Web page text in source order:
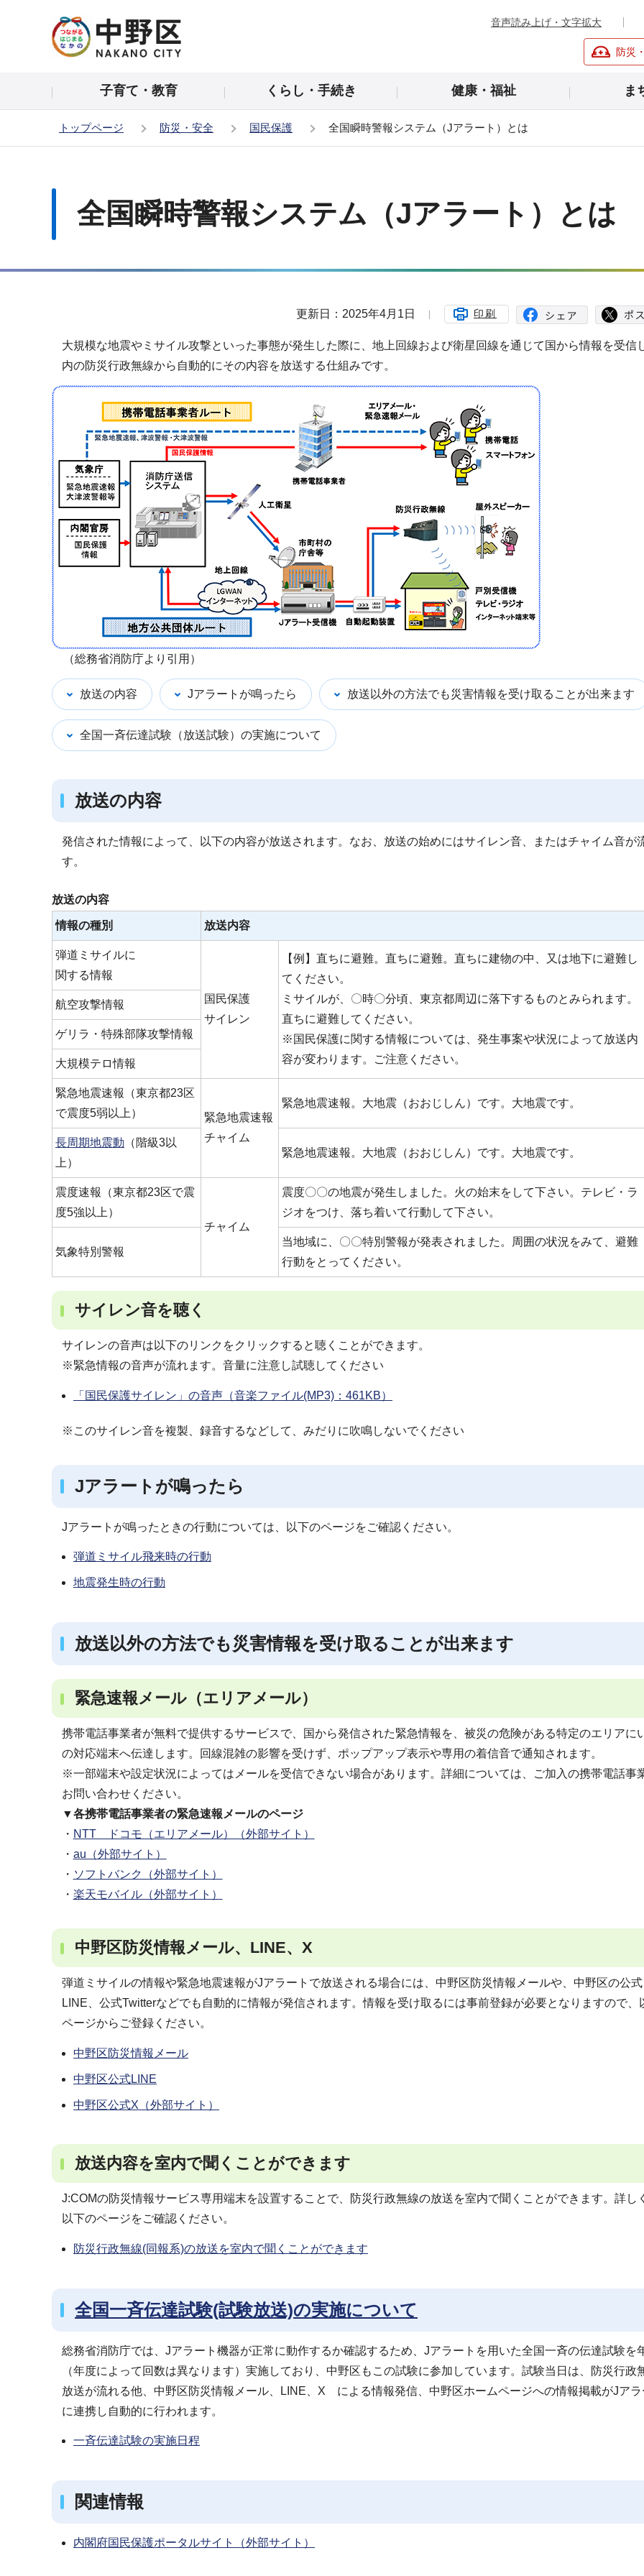
の
頭
音声読み上げ・文字拡大
防災
子育て・教育 くらし・手続き 健康・福祉 ま
トップページ 防災・安全 国民保護 全国瞬時警報システム（Jアラート）とは
全国瞬時警報システム（Jアラート）とは
更新日：2025年4月1日 印刷
大規模な地震やミサイル攻撃といった事態が発生した際に、地上回線および衛星回線を通じて国から情報を受信
内の防災行政無線から自動的にその内容を放送する仕組みです。
（総務省消防庁より引用）
放送の内容 Jアラートが鳴ったら 放送以外の方法でも災害情報を受け取ることが出来ます
全国一斉伝達試験（放送試験）の実施について
放送の内容
発信された情報によって、以下の内容が放送されます。なお、放送の始めにはサイレン音、またはチャイム音が
す。
放送の内容
情報の種別 放送内容
弾道ミサイルに
関する情報
国民保護
サイレン
【例】直ちに避難。直ちに避難。直ちに建物の中、又は地下に避難し
てください。
ミサイルが、〇時〇分頃、東京都周辺に落下するものとみられます。
直ちに避難してください。
※国民保護に関する情報については、発生事案や状況によって放送内
容が変わります。ご注意ください。
航空攻撃情報
ゲリラ・特殊部隊攻撃情報
大規模テロ情報
緊急地震速報（東京都23区
で震度5弱以上）
緊急地震速報
チャイム
緊急地震速報。大地震（おおじしん）です。大地震です。
長周期地震動 （階級3以
上）
緊急地震速報。大地震（おおじしん）です。大地震です。
震度速報（東京都23区で震
度5強以上）
チャイム
震度〇〇の地震が発生しました。火の始末をして下さい。テレビ・ラ
ジオをつけ、落ち着いて行動して下さい。
気象特別警報
当地域に、〇〇特別警報が発表されました。周囲の状況をみて、避難
行動をとってください。
サイレン音を聴く
サイレンの音声は以下のリンクをクリックすると聴くことができます。
※緊急情報の音声が流れます。音量に注意し試聴してください
「国民保護サイレン」の音声（音楽ファイル(MP3)：461KB）
※このサイレン音を複製、録音するなどして、みだりに吹鳴しないでください
Jアラートが鳴ったら
Jアラートが鳴ったときの行動については、以下のページをご確認ください。
弾道ミサイル飛来時の行動
地震発生時の行動
放送以外の方法でも災害情報を受け取ることが出来ます
緊急速報メール（エリアメール）
携帯電話事業者が無料で提供するサービスで、国から発信された緊急情報を、被災の危険がある特定のエリアに
の対応端末へ伝達します。回線混雑の影響を受けず、ポップアップ表示や専用の着信音で通知されます。
※一部端末や設定状況によってはメールを受信できない場合があります。詳細については、ご加入の携帯電話事
お問い合わせください。
▼各携帯電話事業者の緊急速報メールのページ
・ NTT ドコモ（エリアメール）（外部サイト）
・ au（外部サイト）
・ ソフトバンク（外部サイト）
・ 楽天モバイル（外部サイト）
中野区防災情報メール、LINE、X
弾道ミサイルの情報や緊急地震速報がJアラートで放送される場合には、中野区防災情報メールや、中野区の公式
LINE、公式Twitterなどでも自動的に情報が発信されます。情報を受け取るには事前登録が必要となりますので、
ページからご登録ください。
中野区防災情報メール
中野区公式LINE
中野区公式X（外部サイト）
放送内容を室内で聞くことができます
J:COMの防災情報サービス専用端末を設置することで、防災行政無線の放送を室内で聞くことができます。詳し
以下のページをご確認ください。
防災行政無線(同報系)の放送を室内で聞くことができます
全国一斉伝達試験(試験放送)の実施について
総務省消防庁では、Jアラート機器が正常に動作するか確認するため、Jアラートを用いた全国一斉の伝達試験を
（年度によって回数は異なります）実施しており、中野区もこの試験に参加しています。試験当日は、防災行政
放送が流れる他、中野区防災情報メール、LINE、X による情報発信、中野区ホームページへの情報掲載がJアラ
に連携し自動的に行われます。
一斉伝達試験の実施日程
関連情報
内閣府国民保護ポータルサイト（外部サイト）
ナ
ビ
ゲ
ー
シ
ョ
ン
こ
こ
か
ら